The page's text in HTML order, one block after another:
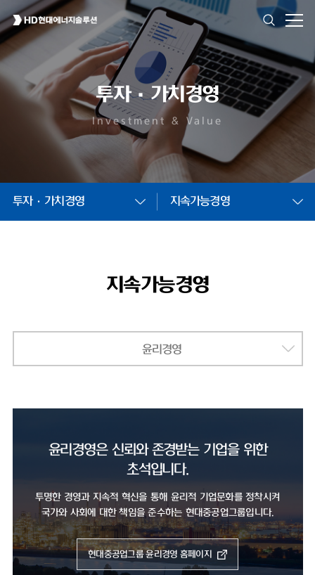
투자·가치경영
Investment & Value
투자·가치경영 지속가능경영
지속가능경영
윤리경영
윤리경영은 신뢰와 존경받는 기업을 위한
초석입니다.
투명한 경영과 지속적 혁신을 통해 윤리적 기업문화를 정착시켜
국가와 사회에 대한 책임을 준수하는 현대중공업그룹입니다.
현대중공업그룹 윤리경영 홈페이지